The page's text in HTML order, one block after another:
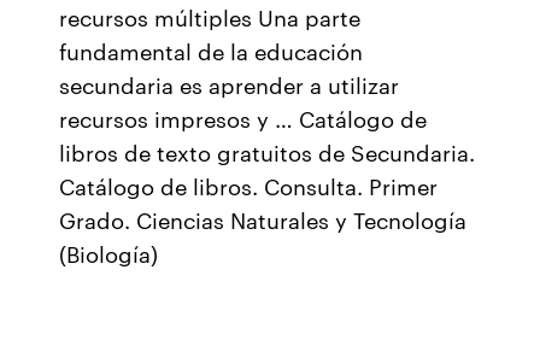
recursos múltiples Una parte
fundamental de la educación
secundaria es aprender a utilizar
recursos impresos y … Catálogo de
libros de texto gratuitos de Secundaria.
Catálogo de libros. Consulta. Primer
Grado. Ciencias Naturales y Tecnología
(Biología)